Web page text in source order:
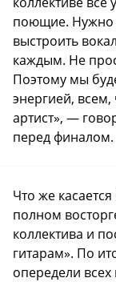
поющие. Нужно
выстроить
каждым. Не
Поэтому мы
энергией, всем,
артист», —
перед финалом.
Что же
полном
коллектива и
гитарам». По
опередели